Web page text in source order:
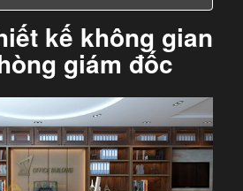
kế không gian
giám đốc